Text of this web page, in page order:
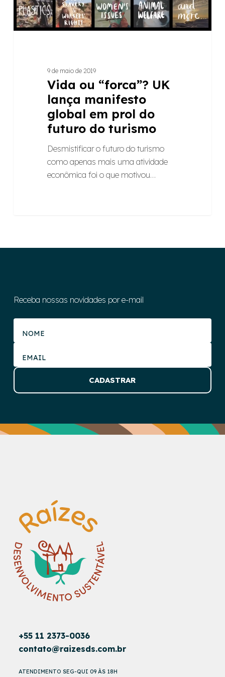
global
em
prol
9 de maio de 2019
Vida ou “forca”? UK
lança manifesto
global em prol do
futuro do turismo
Desmistificar o futuro do turismo
como apenas mais uma atividade
econômica foi o que motivou…
Receba nossas novidades por e-mail
+55 11 2373-0036
contato@raizesds.com.br
ATENDIMENTO SEG-QUI 09 ÀS 18H